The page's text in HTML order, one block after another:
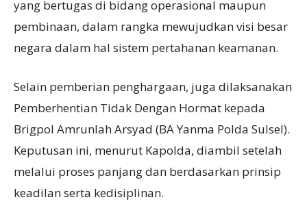
yang bertugas di bidang operasional maupun
pembinaan, dalam rangka mewujudkan visi besar
negara dalam hal sistem pertahanan keamanan.
Selain pemberian penghargaan, juga dilaksanakan
Pemberhentian Tidak Dengan Hormat kepada
Brigpol Amrunlah Arsyad (BA Yanma Polda Sulsel).
Keputusan ini, menurut Kapolda, diambil setelah
melalui proses panjang dan berdasarkan prinsip
keadilan serta kedisiplinan.